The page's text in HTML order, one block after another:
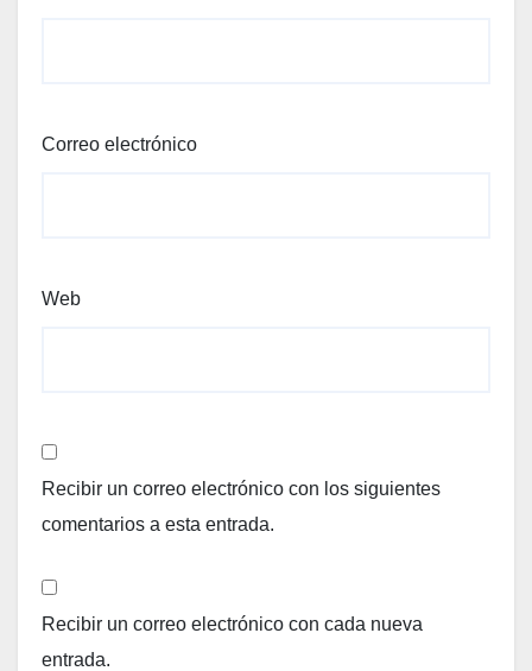
Correo electrónico
Web
Recibir un correo electrónico con los siguientes
comentarios a esta entrada.
Recibir un correo electrónico con cada nueva
entrada.